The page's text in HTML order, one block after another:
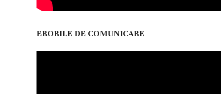
ERORILE DE COMUNICARE